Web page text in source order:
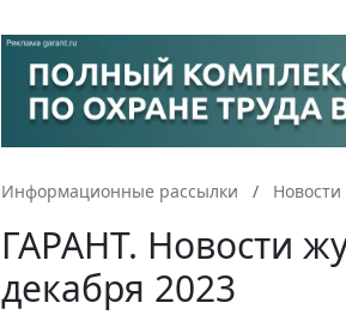
Информационные рассылки
ГАРАНТ. Новости
декабря 2023